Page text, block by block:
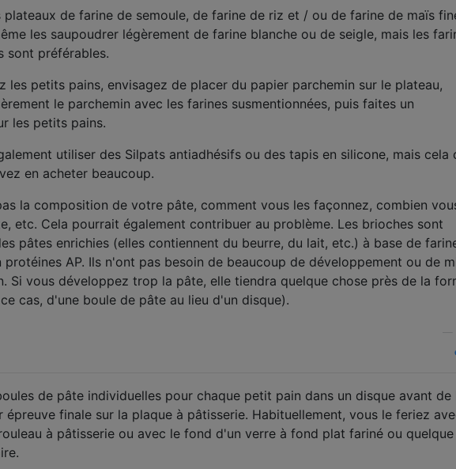
plateaux de farine de semoule, de farine de riz et / ou de farine de maïs
les saupoudrer légèrement de farine blanche ou de seigle, mais les
sont préférables.
les petits pains, envisagez de placer du papier parchemin sur le plateau,
le parchemin avec les farines susmentionnées, puis faites un
les petits pains.
utiliser des Silpats antiadhésifs ou des tapis en silicone, mais cela
en acheter beaucoup.
la composition de votre pâte, comment vous les façonnez, combien
etc. Cela pourrait également contribuer au problème. Les brioches sont
pâtes enrichies (elles contiennent du beurre, du lait, etc.) à base de
protéines AP. Ils n'ont pas besoin de beaucoup de développement ou de
Si vous développez trop la pâte, elle tiendra quelque chose près de la
cas, d'une boule de pâte au lieu d'un disque).
de pâte individuelles pour chaque petit pain dans un disque avant de
épreuve finale sur la plaque à pâtisserie. Habituellement, vous le feriez
à pâtisserie ou avec le fond d'un verre à fond plat fariné ou quelque